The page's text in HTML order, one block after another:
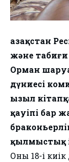
Қазақстан
және табиғи
Орман
дүниесі
Қызыл
қауіпі бар
қылмыстық
Оның 18-і